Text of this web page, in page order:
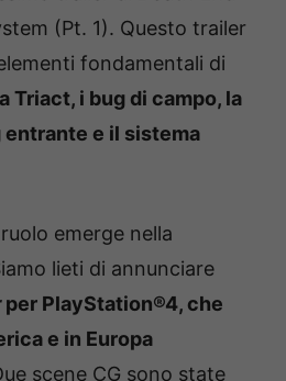
(Pt. 1). Questo trailer
fondamentali di
Triact, i bug di campo, la
e il sistema
emerge nella
lieti di annunciare
per PlayStation®4, che
e in Europa
scene CG sono state